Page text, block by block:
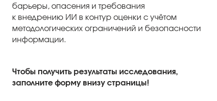
барьеры, опасения и требования
к внедрению ИИ в контур оценки с учётом
методологических ограничений и безопасности
информации.
Чтобы получить результаты исследования,
заполните форму внизу страницы!